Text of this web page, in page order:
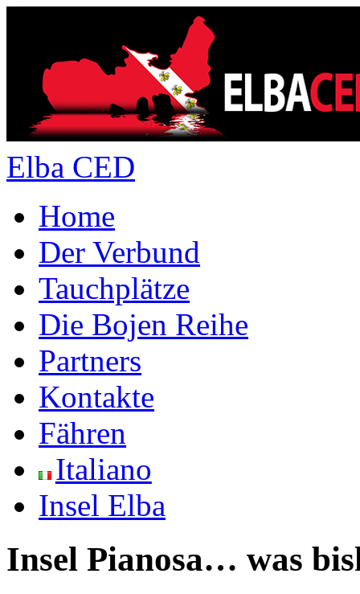
Elba CED
Home
Der Verbund
Tauchplätze
Die Bojen Reihe
Partners
Kontakte
Fähren
Italiano
Insel Elba
Insel Pianosa… was